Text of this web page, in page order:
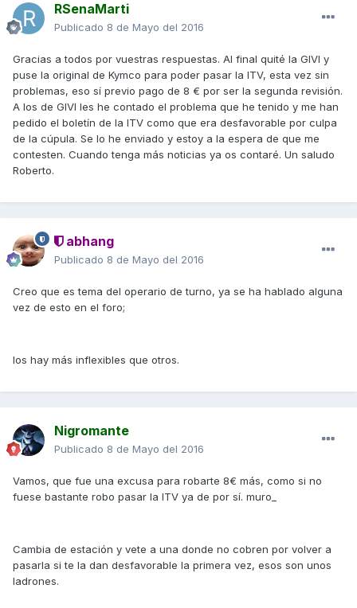
RSenaMarti
Publicado 8 de Mayo del 2016
Gracias a todos por vuestras respuestas. Al final quité la GIVI y
puse la original de Kymco para poder pasar la ITV, esta vez sin
problemas, eso sí previo pago de 8 € por ser la segunda revisión.
A los de GIVI les he contado el problema que he tenido y me han
pedido el boletín de la ITV como que era desfavorable por culpa
de la cúpula. Se lo he enviado y estoy a la espera de que me
contesten. Cuando tenga más noticias ya os contaré. Un saludo
Roberto.
abhang
Publicado 8 de Mayo del 2016
Creo que es tema del operario de turno, ya se ha hablado alguna
vez de esto en el foro;
los hay más inflexibles que otros.
Nigromante
Publicado 8 de Mayo del 2016
Vamos, que fue una excusa para robarte 8€ más, como si no
fuese bastante robo pasar la ITV ya de por sí. muro_
Cambia de estación y vete a una donde no cobren por volver a
pasarla si te la dan desfavorable la primera vez, esos son unos
ladrones.